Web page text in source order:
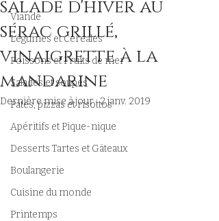
Viande
Légumes et Cereales
Poissons et Fruits de mer
Salades et soupes
Pâtes, pizzas et risottos
Apéritifs et Pique-nique
Desserts Tartes et Gâteaux
Boulangerie
Cuisine du monde
Printemps
salade d'hiver au
sérac grillé,
vinaigrette à la
mandarine
Dernière mise à jour :2 janv. 2019